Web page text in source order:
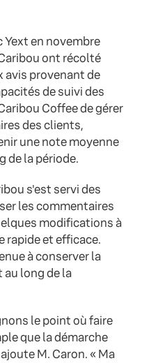
Yext en novembre
ont récolté
avis provenant de
de suivi des
Coffee de gérer
des clients,
une note moyenne
de la période.
s'est servi des
les commentaires
modifications à
rapide et efficace.
à conserver la
long de la
le point où faire
que la démarche
M. Caron. « Ma